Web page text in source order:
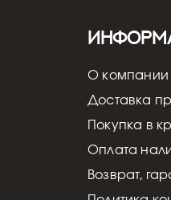
О компании
Доставка
Покупка в
Оплата
Возврат,